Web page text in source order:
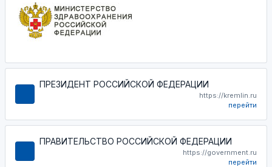
ПРЕЗИДЕНТ РОССИЙСКОЙ ФЕДЕРАЦИИ
https://kremlin.ru
перейти
ПРАВИТЕЛЬСТВО РОССИЙСКОЙ ФЕДЕРАЦИИ
https://government.ru
перейти